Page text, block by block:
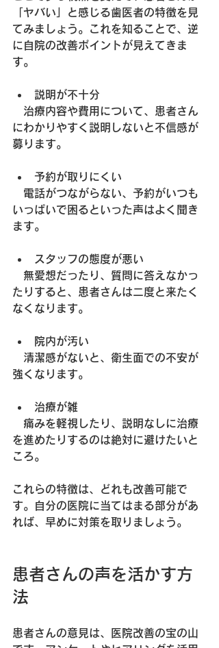
「ヤバい」と感じる歯医者の特徴を見
てみましょう。これを知ることで、逆
に自院の改善ポイントが見えてきま
す。
説明が不十分
治療内容や費用について、患者さん
にわかりやすく説明しないと不信感が
募ります。
予約が取りにくい
電話がつながらない、予約がいつも
いっぱいで困るといった声はよく聞き
ます。
スタッフの態度が悪い
無愛想だったり、質問に答えなかっ
たりすると、患者さんは二度と来たく
なくなります。
院内が汚い
清潔感がないと、衛生面での不安が
強くなります。
治療が雑
痛みを軽視したり、説明なしに治療
を進めたりするのは絶対に避けたいと
ころ。
これらの特徴は、どれも改善可能で
す。自分の医院に当てはまる部分があ
れば、早めに対策を取りましょう。
患者さんの声を活かす方
法
患者さんの意見は、医院改善の宝の山